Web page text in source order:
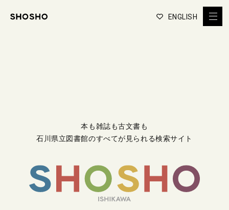
ENGLISH
本も雑誌も古文書も
石川県立図書館のすべてが見られる検索サイト